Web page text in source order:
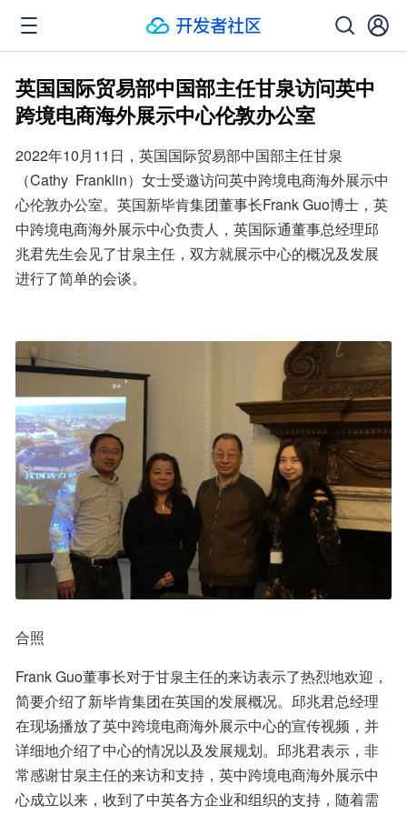
英国国际贸易部中国部主任甘泉访问英中
跨境电商海外展示中心伦敦办公室
2022年10月11日，英国国际贸易部中国部主任甘泉
（Cathy Franklin）女士受邀访问英中跨境电商海外展示中
心伦敦办公室。英国新毕肯集团董事长Frank Guo博士，英
中跨境电商海外展示中心负责人，英国际通董事总经理邱
兆君先生会见了甘泉主任，双方就展示中心的概况及发展
进行了简单的会谈。
合照
Frank Guo董事长对于甘泉主任的来访表示了热烈地欢迎，
简要介绍了新毕肯集团在英国的发展概况。邱兆君总经理
在现场播放了英中跨境电商海外展示中心的宣传视频，并
详细地介绍了中心的情况以及发展规划。邱兆君表示，非
常感谢甘泉主任的来访和支持，英中跨境电商海外展示中
心成立以来，收到了中英各方企业和组织的支持，随着需